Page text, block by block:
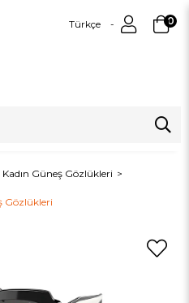
Türkçe 0
Kadın Güneş Gözlükleri
Gözlükleri